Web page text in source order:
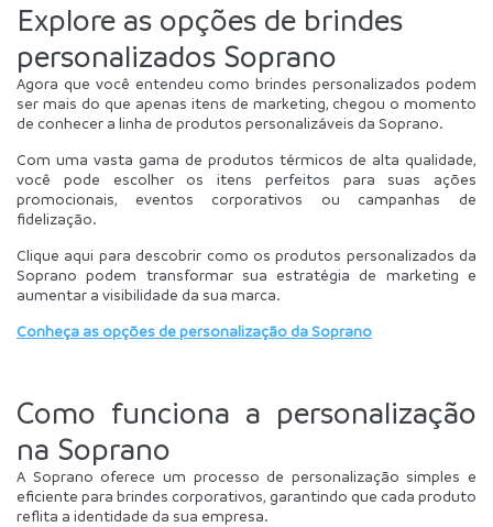
Explore as opções de brindes
personalizados Soprano
Agora que você entendeu como brindes personalizados podem
ser mais do que apenas itens de marketing, chegou o momento
de conhecer a linha de produtos personalizáveis da Soprano.
Com uma vasta gama de produtos térmicos de alta qualidade,
você pode escolher os itens perfeitos para suas ações
promocionais, eventos corporativos ou campanhas de
fidelização.
Clique aqui para descobrir como os produtos personalizados da
Soprano podem transformar sua estratégia de marketing e
aumentar a visibilidade da sua marca.
Conheça as opções de personalização da Soprano
Como funciona a personalização
na Soprano
A Soprano oferece um processo de personalização simples e
eficiente para brindes corporativos, garantindo que cada produto
reflita a identidade da sua empresa.